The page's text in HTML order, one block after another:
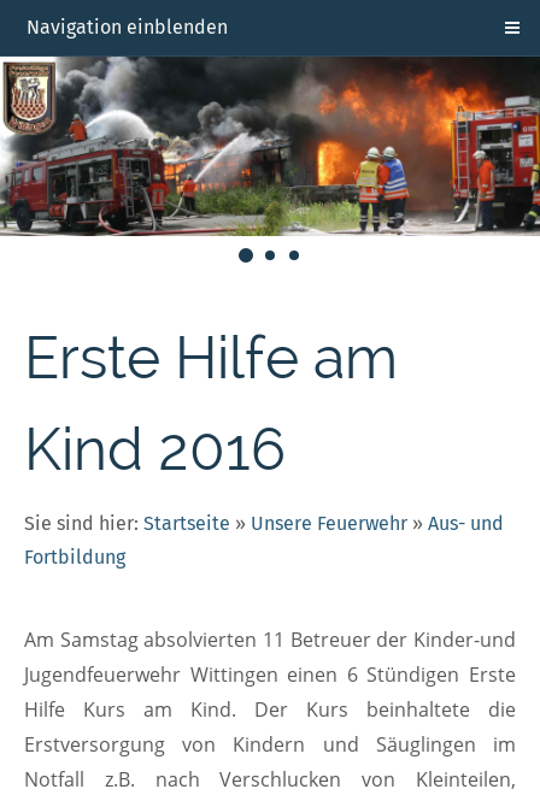
Navigation einblenden
Erste Hilfe am
Kind 2016
Sie sind hier: Startseite » Unsere Feuerwehr » Aus- und
Fortbildung
Am Samstag absolvierten 11 Betreuer der Kinder-und
Jugendfeuerwehr Wittingen einen 6 Stündigen Erste
Hilfe Kurs am Kind. Der Kurs beinhaltete die
Erstversorgung von Kindern und Säuglingen im
Notfall z.B. nach Verschlucken von Kleinteilen,